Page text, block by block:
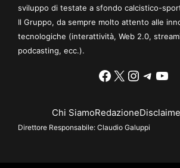
sviluppo di testate a sfondo calcistico-
Il Gruppo, da sempre molto attento alle
tecnologiche (interattività, Web 2.0,
podcasting, ecc.).
Facebook
X
Chi SiamoRedazione
Direttore Responsabile: Claudio Galuppi